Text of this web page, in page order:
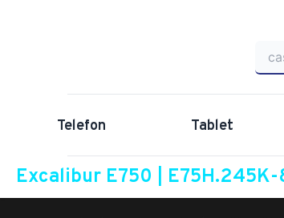
Telefon Tablet
Excalibur E750 |